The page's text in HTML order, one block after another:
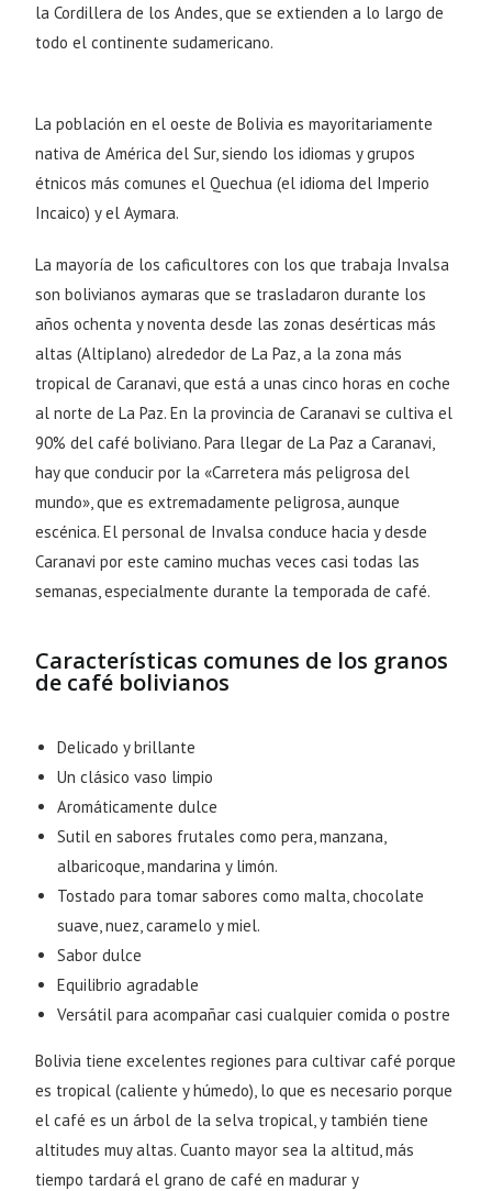
la Cordillera de los Andes, que se extienden a lo largo de
todo el continente sudamericano.
La población en el oeste de Bolivia es mayoritariamente
nativa de América del Sur, siendo los idiomas y grupos
étnicos más comunes el Quechua (el idioma del Imperio
Incaico) y el Aymara.
La mayoría de los caficultores con los que trabaja Invalsa
son bolivianos aymaras que se trasladaron durante los
años ochenta y noventa desde las zonas desérticas más
altas (Altiplano) alrededor de La Paz, a la zona más
tropical de Caranavi, que está a unas cinco horas en coche
al norte de La Paz. En la provincia de Caranavi se cultiva el
90% del café boliviano. Para llegar de La Paz a Caranavi,
hay que conducir por la «Carretera más peligrosa del
mundo», que es extremadamente peligrosa, aunque
escénica. El personal de Invalsa conduce hacia y desde
Caranavi por este camino muchas veces casi todas las
semanas, especialmente durante la temporada de café.
Características comunes de los granos
de café bolivianos
Delicado y brillante
Un clásico vaso limpio
Aromáticamente dulce
Sutil en sabores frutales como pera, manzana,
albaricoque, mandarina y limón.
Tostado para tomar sabores como malta, chocolate
suave, nuez, caramelo y miel.
Sabor dulce
Equilibrio agradable
Versátil para acompañar casi cualquier comida o postre
Bolivia tiene excelentes regiones para cultivar café porque
es tropical (caliente y húmedo), lo que es necesario porque
el café es un árbol de la selva tropical, y también tiene
altitudes muy altas. Cuanto mayor sea la altitud, más
tiempo tardará el grano de café en madurar y